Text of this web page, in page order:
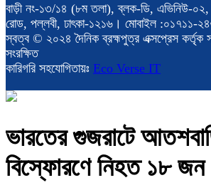
বাড়ী নং-১৩/১৪ (৮ম তলা), ব্লক-ডি, এভিনিউ-০২,
রোড, পল্লবী, ঢাৎকা-১২১৬। মোবাইল :০১৭১১-
স্বত্ব © ২০২৪ দৈনিক ব্রহ্মপুত্র এক্সপ্রেস কর্তৃক
সংরক্ষিত
কারিগরি সহযোগিতায়ঃ Eco Verse IT
ভারতের গুজরাটে
বিস্ফোরণে নিহত ১৮ জন